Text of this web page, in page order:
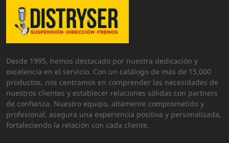
Desde 1995, hemos destacado por nuestra dedicación y
excelencia en el servicio. Con un catálogo de más de 15,000
productos, nos centramos en comprender las necesidades de
nuestros clientes y establecer relaciones sólidas con partners
de confianza. Nuestro equipo, altamente comprometido y
profesional, asegura una experiencia positiva y personalizada,
fortaleciendo la relación con cada cliente.